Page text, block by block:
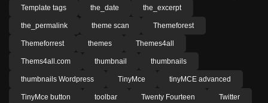
Template tags the_date the_excerpt
the_permalink theme scan Themeforest
Themeforrest themes Themes4all
Thems4all.com thumbnail thumbnails
thumbnails Wordpress TinyMce tinyMCE advanced
TinyMce button toolbar Twenty Fourteen Twitter